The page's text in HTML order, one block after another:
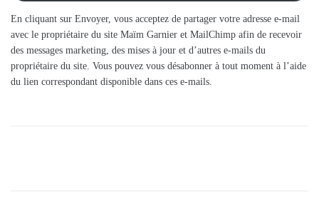
En cliquant sur Envoyer, vous acceptez de partager votre adresse e-mail
avec le propriétaire du site Maïm Garnier et MailChimp afin de recevoir
des messages marketing, des mises à jour et d’autres e-mails du
propriétaire du site. Vous pouvez vous désabonner à tout moment à l’aide
du lien correspondant disponible dans ces e-mails.